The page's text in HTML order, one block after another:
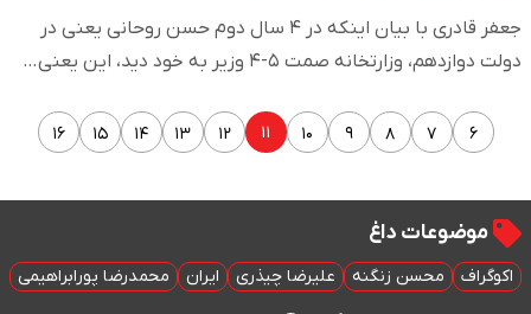
جعفر قادری با بیان اینکه در ۴ سال دوم حسن روحانی یعنی در
دولت دوازدهم، وزارتخانه صمت ۵-۴ وزیر به خود دید، این یعنی…
۶ ۷ ۸ ۹ ۱۰ ۱۱ ۱۲ ۱۳ ۱۴ ۱۵ ۱۶
موضوعات داغ
اکوگراف محسن زنگنه علیرضا چیذری ایران محمدرضا پورابراهیمی